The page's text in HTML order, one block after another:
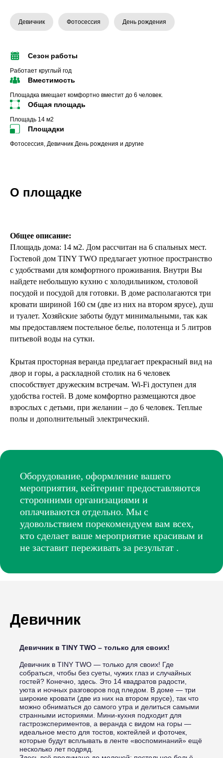
Девичник Фотосессия День рождения
Сезон работы
Работает круглый год
Вместимость
Площадка вмещает комфортно вместит до 6 человек.
Общая площадь
Площадь 14 м2
Площадки
Фотосессия, Девичник День рождения и другие
О площадке
Общее описание:
Площадь дома: 14 м2. Дом рассчитан на 6 спальных мест.
Гостевой дом TINY TWO предлагает уютное пространство
с удобствами для комфортного проживания. Внутри Вы
найдете небольшую кухню с холодильником, столовой
посудой и посудой для готовки. В доме располагаются три
кровати шириной 160 см (две из них на втором ярусе), душ
и туалет. Хозяйские заботы будут минимальными, так как
мы предоставляем постельное белье, полотенца и 5 литров
питьевой воды на сутки.
Крытая просторная веранда предлагает прекрасный вид на
двор и горы, а раскладной столик на 6 человек
способствует дружеским встречам. Wi-Fi доступен для
удобства гостей. В доме комфортно размещаются двое
взрослых с детьми, при желании – до 6 человек. Теплые
полы и дополнительный электрический.
Оборудование, оформление вашего
мероприятия, кейтеринг предоставляются
сторонними организациями и
оплачиваются отдельно. Мы с
удовольствием порекомендуем вам всех,
кто сделает ваше мероприятие красивым и
не заставит переживать за результат .
Девичник
Девичник в TINY TWO – только для своих!
Девичник в TINY TWO — только для своих! Где
собраться, чтобы без суеты, чужих глаз и случайных
гостей? Конечно, здесь. Это 14 квадратов радости,
уюта и ночных разговоров под пледом. В доме — три
широкие кровати (две из них на втором ярусе), так что
можно обниматься до самого утра и делиться самыми
странными историями. Мини-кухня подходит для
гастроэкспериментов, а веранда с видом на горы —
идеальное место для тостов, коктейлей и фоточек,
которые будут всплывать в ленте «воспоминаний» ещё
несколько лет подряд.